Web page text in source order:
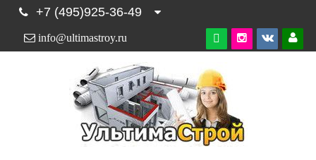
+7 (495)925-36-49

info@ultimastroy.ru